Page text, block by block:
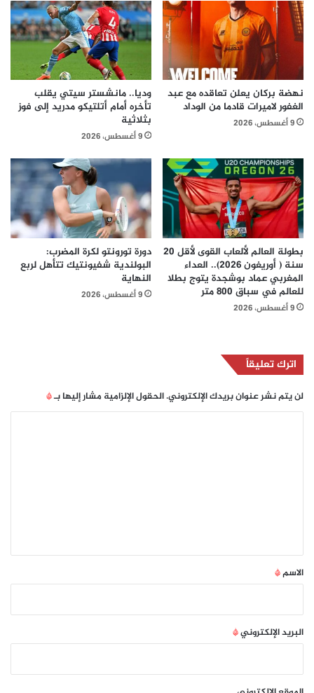
نهضة بركان يعلن تعاقده مع عبد
الغفور لاميرات قادما من الوداد
9 أغسطس، 2026
وديا.. مانشستر سيتي يقلب
تأخره أمام أتلتيكو مدريد إلى فوز
بثلاثية
9 أغسطس، 2026
بطولة العالم لألعاب القوى لأقل 20
سنة ( أوريغون 2026).. العداء
المغربي عماد بوشجدة يتوج بطلا
للعالم في سباق 800 متر
9 أغسطس، 2026
دورة تورونتو لكرة المضرب:
البولندية شفيونتيك تتأهل لربع
النهاية
9 أغسطس، 2026
اترك تعليقاً
لن يتم نشر عنوان بريدك الإلكتروني.الحقول الإلزامية مشار إليها بـ*
*
الاسم*
البريد الإلكتروني*